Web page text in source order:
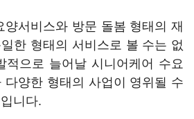
양서비스와 방문 돌봄 형태의 재
한 형태의 서비스로 볼 수는 없
적으로 늘어날 시니어케어 수요
다양한 형태의 사업이 영위될 수
니다.